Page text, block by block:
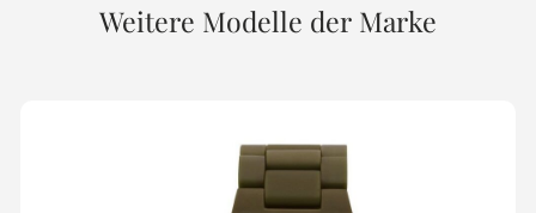
Weitere Modelle der Marke